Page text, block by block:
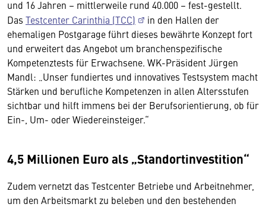
und 16 Jahren – mittlerweile rund 40.000 – fest-gestellt.
Das Testcenter Carinthia (TCC)
in den Hallen der
ehemaligen Postgarage führt dieses bewährte Konzept fort
und erweitert das Angebot um branchenspezifische
Kompetenztests für Erwachsene. WK-Präsident Jürgen
Mandl: „Unser fundiertes und innovatives Testsystem macht
Stärken und berufliche Kompetenzen in allen Altersstufen
sichtbar und hilft immens bei der Berufsorientierung, ob für
Ein-, Um- oder Wiedereinsteiger.“
4,5 Millionen Euro als „Standortinvestition“
Zudem vernetzt das Testcenter Betriebe und Arbeitnehmer,
um den Arbeitsmarkt zu beleben und den bestehenden